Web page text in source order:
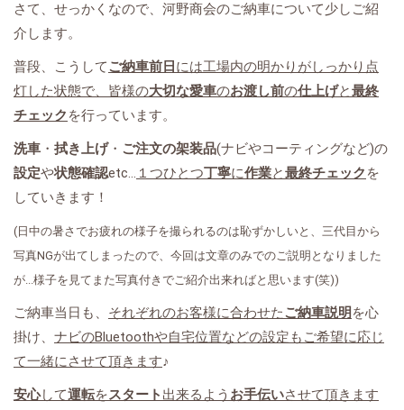
さて、せっかくなので、河野商会のご納車について少しご紹
介します。
普段、こうしてご納車前日 には工場内の明かりがしっかり点
灯した状態で、皆様の大切な愛車のお渡し前の仕上げと最終
チェック を行っています。
洗車 ・ 拭き上げ・ ご注文の架装品(ナビやコーティングなど)の
設定や状態確認etc... １つひとつ丁寧に作業と最終チェック を
していきます！
(日中の暑さでお疲れの様子を撮られるのは恥ずかしいと、三代目から
写真NGが出てしまったので、今回は文章のみでのご説明となりました
が...様子を見てまた写真付きでご紹介出来ればと思います(笑))
ご納車当日も、 それぞれのお客様に合わせたご納車説明 を心
掛け、 ナビのBluetoothや自宅位置などの設定もご希望に応じ
て一緒にさせて頂きます♪
安心して運転をスタート 出来るよう お手伝いさせて頂きます